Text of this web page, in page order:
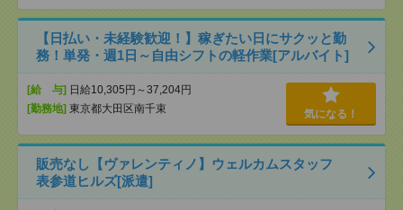
【日払い・未経験歓迎！】稼ぎたい日にサクッと勤
務！単発・週1日～自由シフトの軽作業[アルバイト]
[給 与] 日給10,305円～37,204円
[勤務地] 東京都大田区南千束 気になる！
販売なし【ヴァレンティノ】ウェルカムスタッフ
表参道ヒルズ[派遣]